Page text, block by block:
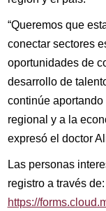
“Queremos que
conectar sectores
oportunidades de
desarrollo de
continúe
regional y a la
expresó el doctor
Las personas
registro a través de:
https://